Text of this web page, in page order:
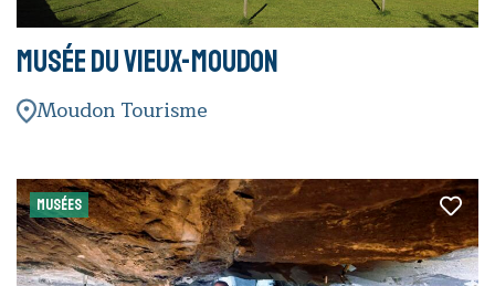
Musée du Vieux-Moudon
Moudon Tourisme
MUSÉES